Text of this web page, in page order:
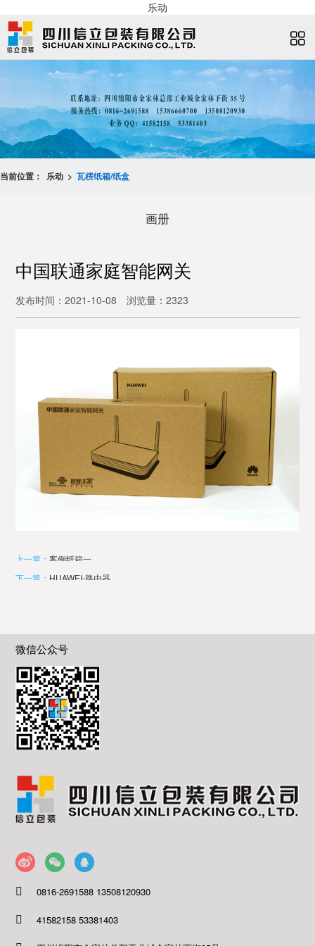
乐动
当前位置： 乐动 > 瓦楞纸箱/纸盒
画册
中国联通家庭智能网关
发布时间：2021-10-08 浏览量：2323
上一篇：案例纸箱一
下一篇： HUAWEI-路由器
微信公众号
0816-2691588 13508120930
41582158 53381403